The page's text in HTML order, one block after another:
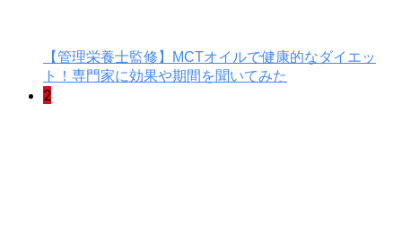
【管理栄養士監修】MCTオイルで健康的なダイエッ
ト！専門家に効果や期間を聞いてみた
2